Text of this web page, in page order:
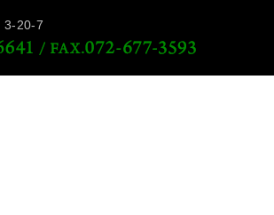
3-20-7